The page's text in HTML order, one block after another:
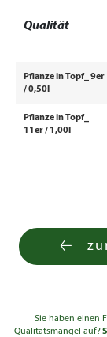
Qualität
Pflanze in Topf_ 9er
/ 0,50l
Pflanze in Topf_
11er / 1,00l
Sie haben einen
Qualitätsmangel auf?